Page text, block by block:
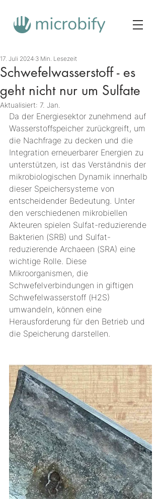
Schwefelwasserstoff - es
geht nicht nur um Sulfate
17. Juli 2024 3 Min. Lesezeit
Aktualisiert: 7. Jan.
Da der Energiesektor zunehmend auf
Wasserstoffspeicher zurückgreift, um
die Nachfrage zu decken und die
Integration erneuerbarer Energien zu
unterstützen, ist das Verständnis der
mikrobiologischen Dynamik innerhalb
dieser Speichersysteme von
entscheidender Bedeutung. Unter
den verschiedenen mikrobiellen
Akteuren spielen Sulfat-reduzierende
Bakterien (SRB) und Sulfat-
reduzierende Archaeen (SRA) eine
wichtige Rolle. Diese
Mikroorganismen, die
Schwefelverbindungen in giftigen
Schwefelwasserstoff (H2S)
umwandeln, können eine
Herausforderung für den Betrieb und
die Speicherung darstellen.